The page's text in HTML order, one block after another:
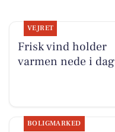
VEJRET
Frisk vind holder
varmen nede i dag
BOLIGMARKED